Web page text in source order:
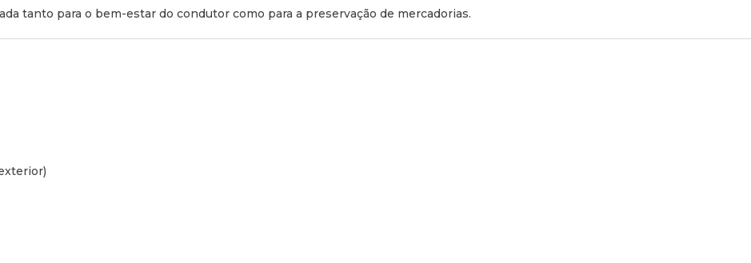
tanto para o bem-estar do condutor como para a preservação de mercadorias.